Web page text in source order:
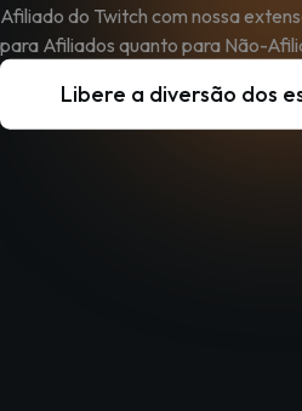
Afiliado do Twitch com nossa
para Afiliados quanto para Não-
Libere a diversão dos